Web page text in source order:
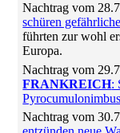
Nachtrag vom
schüren gefährliche
führten zur wohl
Europa.
Nachtrag vom
FRANKREICH:
Nachtrag vom